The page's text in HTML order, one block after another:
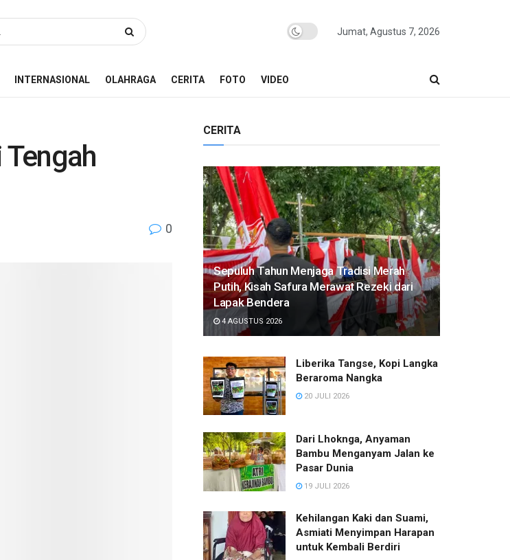
Jumat, Agustus 7, 2026
INTERNASIONAL OLAHRAGA CERITA FOTO VIDEO
0
CERITA
Sepuluh Tahun Menjaga Tradisi Merah
Putih, Kisah Safura Merawat Rezeki dari
Lapak Bendera
4 AGUSTUS 2026
Liberika Tangse, Kopi Langka
Beraroma Nangka
20 JULI 2026
Dari Lhoknga, Anyaman
Bambu Menganyam Jalan ke
Pasar Dunia
19 JULI 2026
Kehilangan Kaki dan Suami,
Asmiati Menyimpan Harapan
untuk Kembali Berdiri